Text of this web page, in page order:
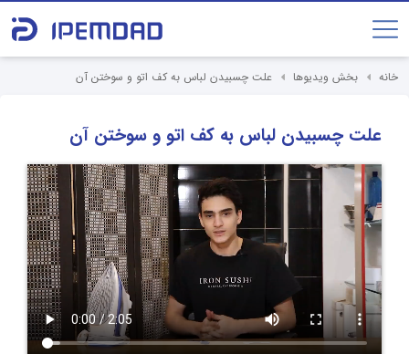
خانه بخش ویدیوها علت چسبیدن لباس به کف اتو و سوختن آن
علت چسبیدن لباس به کف اتو و سوختن آن